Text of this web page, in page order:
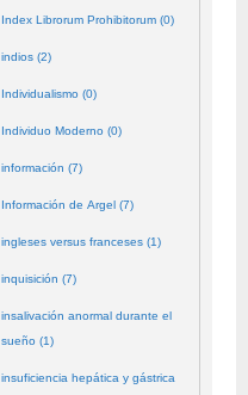
Index Librorum Prohibitorum (0)
indios (2)
Individualismo (0)
Individuo Moderno (0)
información (7)
Información de Argel (7)
ingleses versus franceses (1)
inquisición (7)
insalivación anormal durante el
sueño (1)
insuficiencia hepática y gástrica